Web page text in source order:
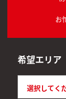
お
希望エリア